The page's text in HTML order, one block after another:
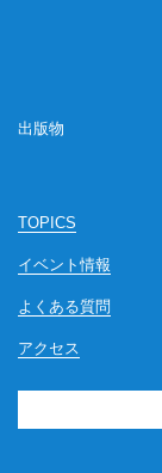
出版物
TOPICS
イベント情報
よくある質問
アクセス